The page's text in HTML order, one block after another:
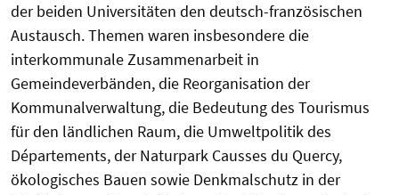
der beiden Universitäten den deutsch-französischen
Austausch. Themen waren insbesondere die
interkommunale Zusammenarbeit in
Gemeindeverbänden, die Reorganisation der
Kommunalverwaltung, die Bedeutung des Tourismus
für den ländlichen Raum, die Umweltpolitik des
Départements, der Naturpark Causses du Quercy,
ökologisches Bauen sowie Denkmalschutz in der